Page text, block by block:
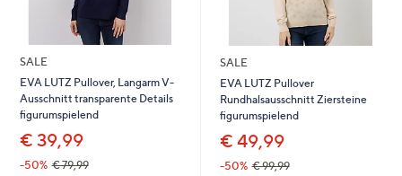
SALE
EVA LUTZ Pullover, Langarm V-
Ausschnitt transparente Details
figurumspielend
€ 39,99
-50% € 79,99
SALE
EVA LUTZ Pullover
Rundhalsausschnitt Ziersteine
figurumspielend
€ 49,99
-50% € 99,99